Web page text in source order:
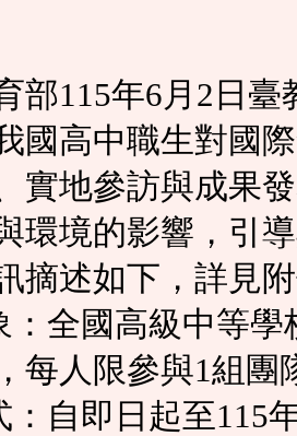
部115年6月2日
國高中職生對國
實地參訪與成果
環境的影響，引
摘述如下，詳見
：全國高級中等
每人限參與1組團
：自即日起至115